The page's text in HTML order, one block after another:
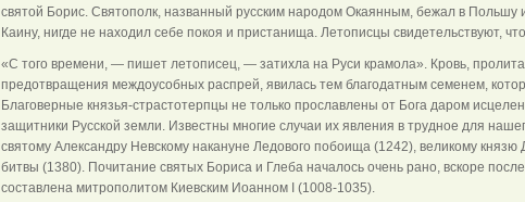
святой Борис. Святополк, названный русским народом Окаянным, бежал в Польшу
Каину, нигде не находил себе покоя и пристанища. Летописцы свидетельствуют,
«С того времени, — пишет летописец, — затихла на Руси крамола». Кровь,
предотвращения междоусобных распрей, явилась тем благодатным семенем,
Благоверные князья-страстотерпцы не только прославлены от Бога даром
защитники Русской земли. Известны многие случаи их явления в трудное для
святому Александру Невскому накануне Ледового побоища (1242), великому князю
битвы (1380). Почитание святых Бориса и Глеба началось очень рано, вскоре
составлена митрополитом Киевским Иоанном I (1008-1035).